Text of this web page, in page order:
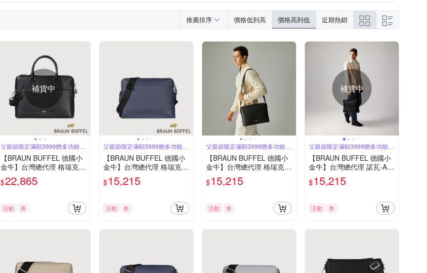
推薦排序 價格低到高 價格高到低 近期熱銷
補貨中
父親節限定滿額3999贈多功能鑰
匙圈
【BRAUN BUFFEL 德國小
金牛】台灣總代理 格瑞克-D
1-A 公事包-黑色/BF578-65-
BK
$22,865
活動 券
父親節限定滿額3999贈多功能鑰
匙圈
【BRAUN BUFFEL 德國小
金牛】台灣總代理 格瑞克-E
大型橫式斜背包-深藍/BF57
3-62-DB
$15,215
活動 券
父親節限定滿額3999贈多功能鑰
匙圈
【BRAUN BUFFEL 德國小
金牛】台灣總代理 格瑞克-F
大型斜背包-黑色/BF586-62
-BK
$15,215
活動 券
補貨中
父親節限定滿額3999贈多功能鑰
匙圈
【BRAUN BUFFEL 德國小
金牛】台灣總代理 諾瓦-A
公事包-黑色/BF564-65-BK
$15,215
活動 券